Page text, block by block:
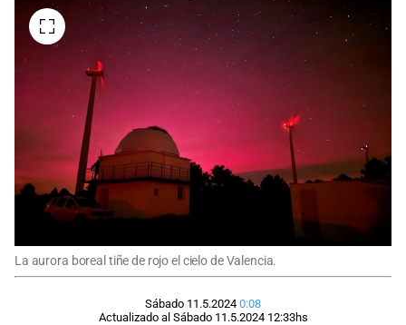
La aurora boreal tiñe de rojo el cielo de Valencia.
Sábado 11.5.2024 0:08
Actualizado al Sábado 11.5.2024 12:33hs